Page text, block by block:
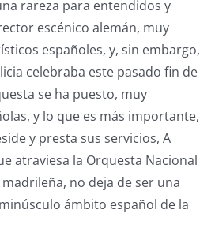
rareza para entendidos y
escénico alemán, muy
españoles, y, sin embargo,
celebraba este pasado fin de
se ha puesto, muy
y lo que es más importante,
y presta sus servicios, A
atraviesa la Orquesta Nacional
no deja de ser una
ámbito español de la